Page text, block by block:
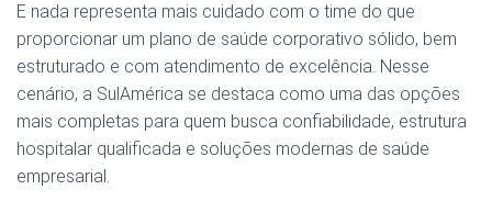
E nada representa mais cuidado com o time do que
proporcionar um plano de saúde corporativo sólido, bem
estruturado e com atendimento de excelência. Nesse
cenário, a SulAmérica se destaca como uma das opções
mais completas para quem busca confiabilidade, estrutura
hospitalar qualificada e soluções modernas de saúde
empresarial.